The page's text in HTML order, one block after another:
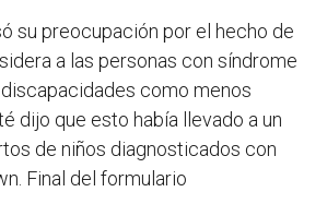
su preocupación por el hecho de
a las personas con síndrome
como menos
dijo que esto había llevado a un
de niños diagnosticados con
Final del formulario